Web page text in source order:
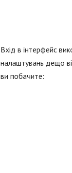
Вхід в інтерфейс
налаштувань дещо
ви побачите: